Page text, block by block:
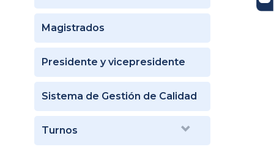
Magistrados
Presidente y vicepresidente
Sistema de Gestión de Calidad
Turnos